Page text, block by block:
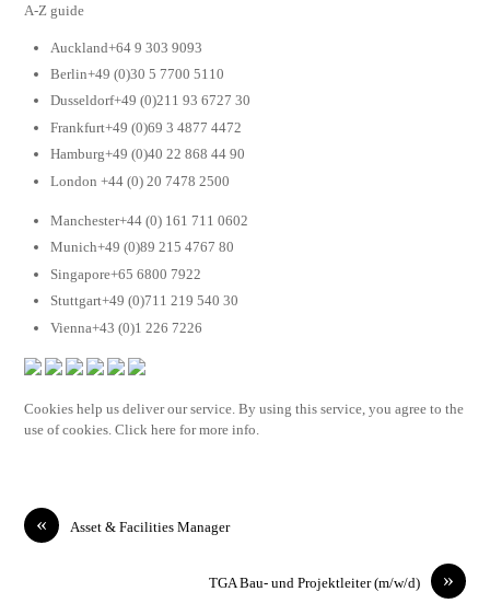
A-Z guide
Auckland+64 9 303 9093
Berlin+49 (0)30 5 7700 5110
Dusseldorf+49 (0)211 93 6727 30
Frankfurt+49 (0)69 3 4877 4472
Hamburg+49 (0)40 22 868 44 90
London +44 (0) 20 7478 2500
Manchester+44 (0) 161 711 0602
Munich+49 (0)89 215 4767 80
Singapore+65 6800 7922
Stuttgart+49 (0)711 219 540 30
Vienna+43 (0)1 226 7226
Cookies help us deliver our service. By using this service, you agree to the
use of cookies. Click here for more info.
« Asset & Facilities Manager
»
TGA Bau- und Projektleiter (m/w/d)